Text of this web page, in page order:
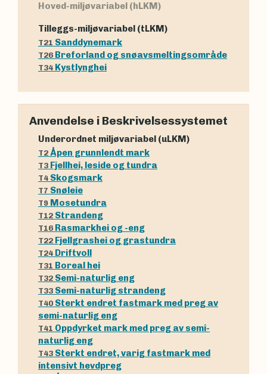
Hoved-miljøvariabel (hLKM)
Tilleggs-miljøvariabel (tLKM)
T21 Sanddynemark
T26 Breforland og snøavsmeltingsområde
T34 Kystlynghei
Anvendelse i Beskrivelsessystemet
Underordnet miljøvariabel (uLKM)
T2 Åpen grunnlendt mark
T3 Fjellhei, leside og tundra
T4 Skogsmark
T7 Snøleie
T9 Mosetundra
T12 Strandeng
T16 Rasmarkhei og -eng
T22 Fjellgrashei og grastundra
T24 Driftvoll
T31 Boreal hei
T32 Semi-naturlig eng
T33 Semi-naturlig strandeng
T40 Sterkt endret fastmark med preg av
semi-naturlig eng
T41 Oppdyrket mark med preg av semi-
naturlig eng
T43 Sterkt endret, varig fastmark med
intensivt hevdpreg